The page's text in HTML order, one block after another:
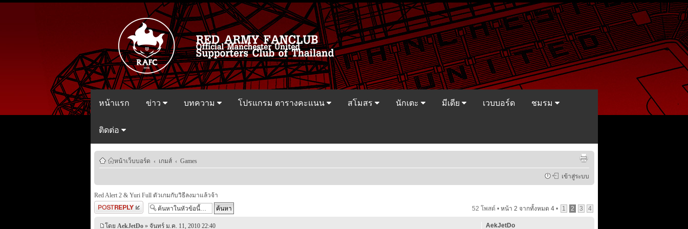
หน้าแรก ข่าว บทความ โปรแกรม ตารางคะแนน สโมสร นักเตะ มีเดีย เวบบอร์ด ชมรม
ติดต่อ
หน้าเว็บบอร์ด ‹ เกมส์ ‹ Games
เข้าสู่ระบบ
Red Alert 2 & Yuri Full ตัวเกมกับวิธีลงมาแล้วจ้า
ตอบกระทู้
52 โพสต์ • หน้า 2 จากทั้งหมด 4• 1 2 3 4
โดย AekJetDo» จันทร์ ม.ค. 11, 2010 22:40
AekJetDo